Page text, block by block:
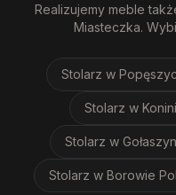
Realizujemy meble
Miasteczka.
Stolarz w
Stolarz w
Stolarz w
Stolarz w Borowie